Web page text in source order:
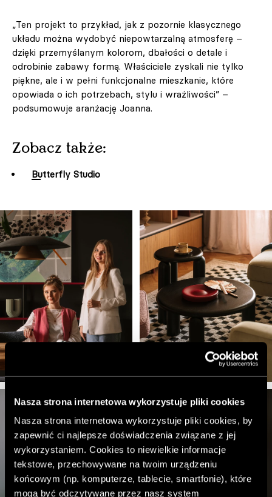
Nasza strona internetowa wykorzystuje pliki cookies
Nasza strona internetowa wykorzystuje pliki cookies, by
zapewnić ci najlepsze doświadczenia związane z jej
wykorzystaniem. Cookies to niewielkie informacje
tekstowe, przechowywane na twoim urządzeniu
końcowym (np. komputerze, tablecie, smartfonie), które
mogą być odczytywane przez nasz system
„Ten projekt to przykład, jak z pozornie klasycznego
układu można wydobyć niepowtarzalną atmosferę –
dzięki przemyślanym kolorom, dbałości o detale i
odrobinie zabawy formą. Właściciele zyskali nie tylko
piękne, ale i w pełni funkcjonalne mieszkanie, które
opowiada o ich potrzebach, stylu i wrażliwości” –
podsumowuje aranżację Joanna.
Zobacz także:
Butterfly Studio